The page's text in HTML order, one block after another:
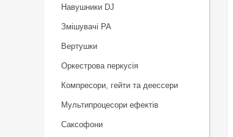
Навушники DJ
Змішувачі PA
Вертушки
Оркестрова перкусія
Компресори, гейти та деессери
Мультипроцесори ефектів
Саксофони